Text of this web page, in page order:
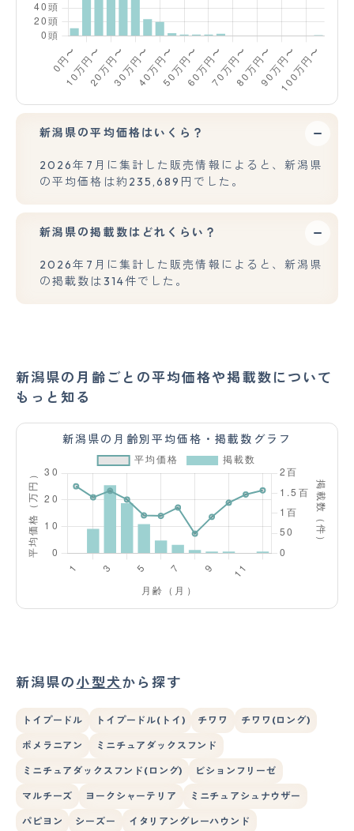
新潟県の平均価格はいくら？
2026年7月に集計した販売情報によると、新潟県
の平均価格は約235,689円でした。
新潟県の掲載数はどれくらい？
2026年7月に集計した販売情報によると、新潟県
の掲載数は314件でした。
新潟県の月齢ごとの平均価格や掲載数について
もっと知る
新潟県の月齢別平均価格・掲載数グラフ
新潟県の小型犬から探す
トイプードル トイプードル(トイ) チワワ チワワ(ロング)
ポメラニアン ミニチュアダックスフンド
ミニチュアダックスフンド(ロング) ビションフリーゼ
マルチーズ ヨークシャーテリア ミニチュアシュナウザー
パピヨン シーズー イタリアングレーハウンド